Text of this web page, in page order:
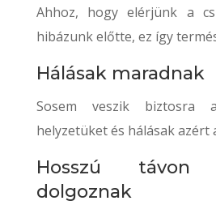
Ahhoz, hogy elérjünk a
hibázunk előtte, ez így
Hálásak maradnak
Sosem veszik biztosra
helyzetüket és hálásak azért
Hosszú távon
dolgoznak